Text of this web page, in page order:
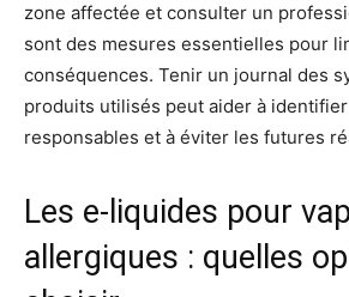
zone affectée et consulter un
sont des mesures essentielles pour
conséquences. Tenir un journal des
produits utilisés peut aider à
responsables et à éviter les futures
Les e-liquides pour
allergiques : quelles